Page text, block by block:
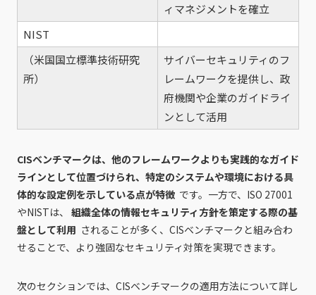
ィマネジメントを確立
NIST
（米国国立標準技術研究
所）
サイバーセキュリティのフ
レームワークを提供し、政
府機関や企業のガイドライ
ンとして活用
CISベンチマークは、他のフレームワークよりも実践的なガイド
ラインとして位置づけられ、特定のシステムや環境における具
体的な設定例を示している点が特徴 です。一方で、ISO 27001
やNISTは、
組織全体の情報セキュリティ方針を策定する際の基
盤として利用 されることが多く、CISベンチマークと組み合わ
せることで、より強固なセキュリティ対策を実現できます。
次のセクションでは、CISベンチマークの適用方法について詳し